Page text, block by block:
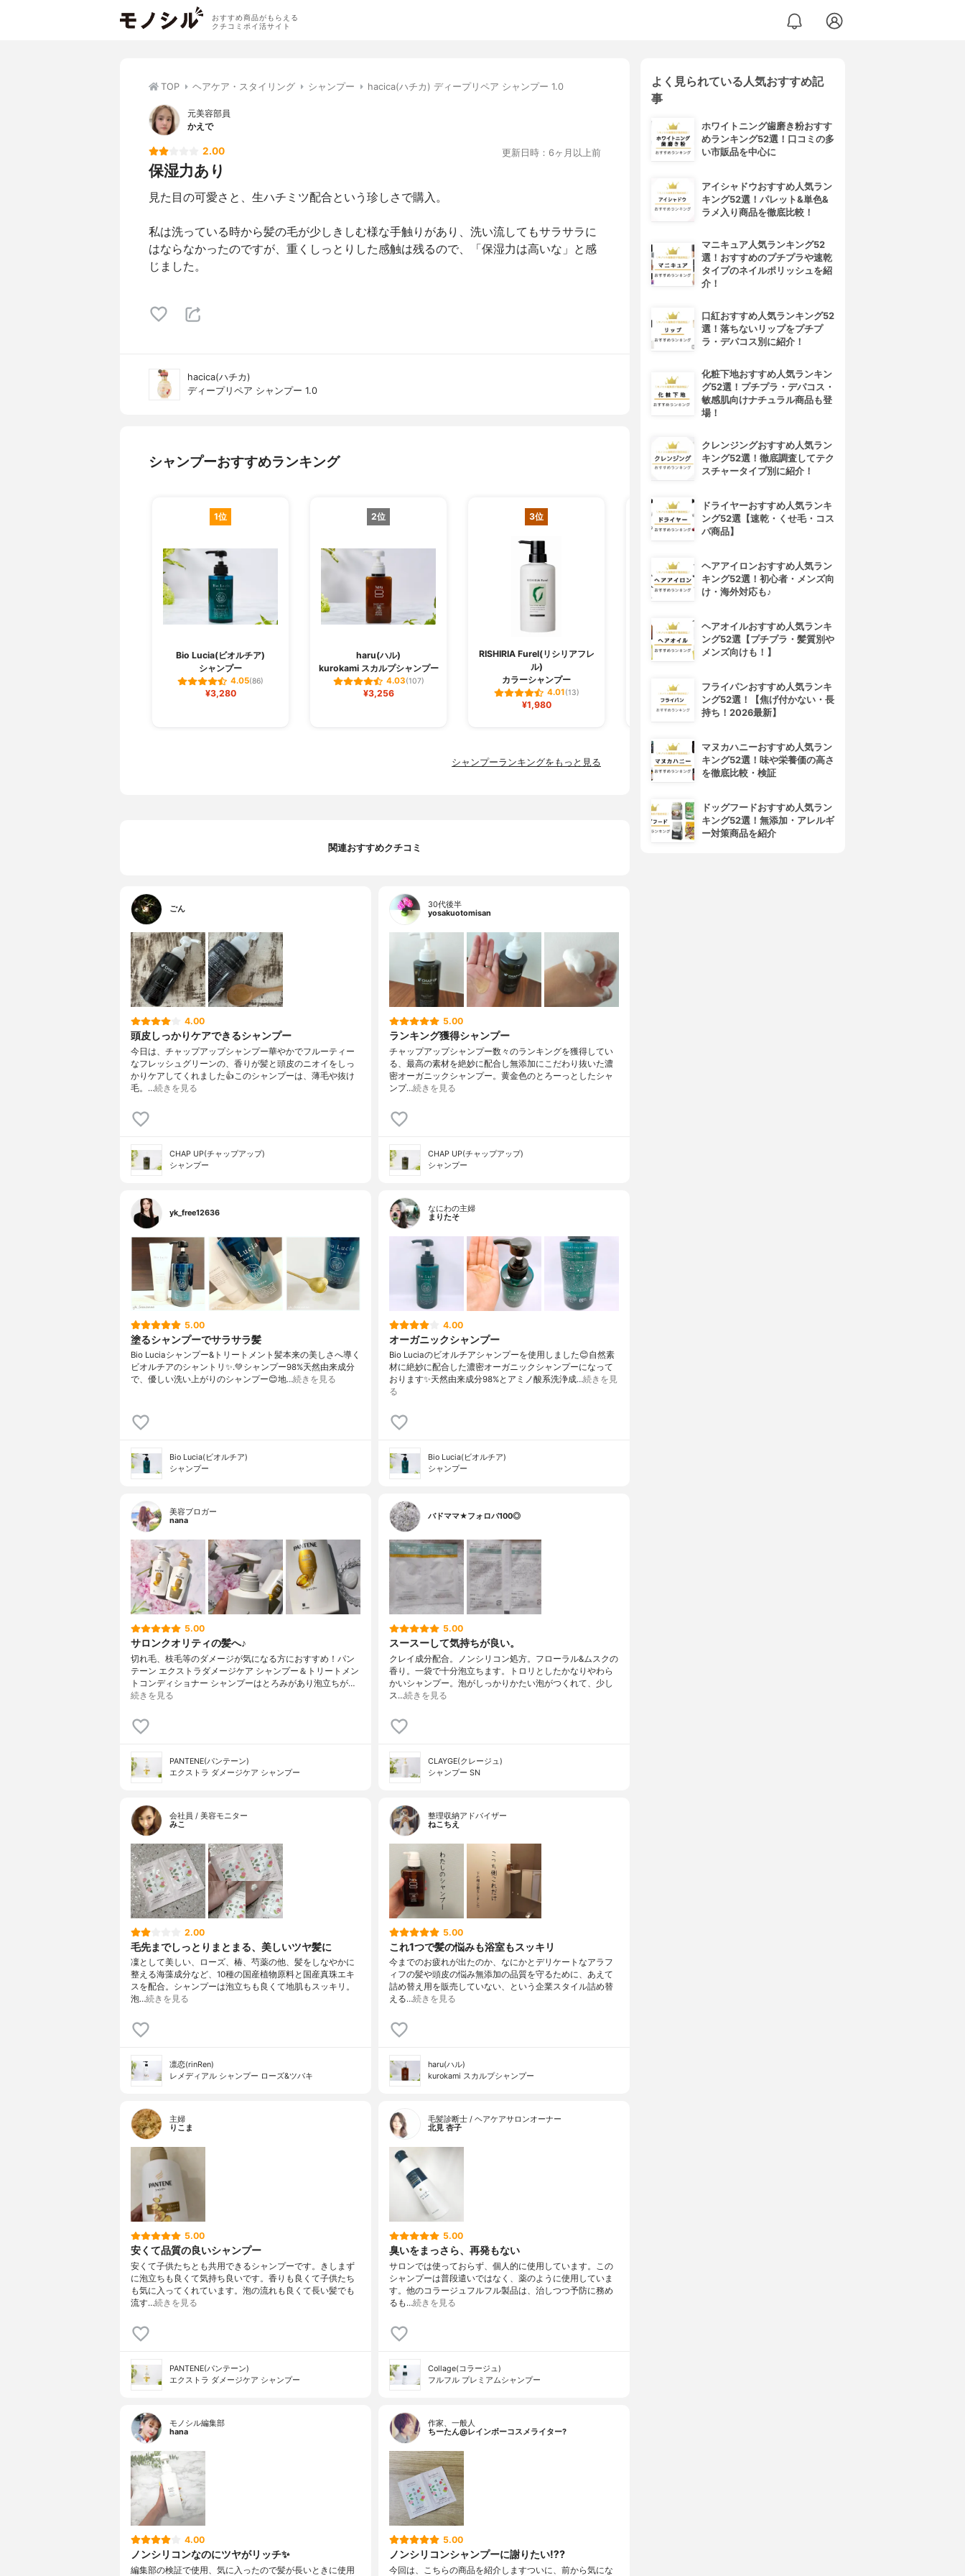
おすすめ商品がもらえる
クチコミポイ活サイト
TOP ヘアケア・スタイリング シャンプー hacica(ハチカ) ディープリペア シャンプー 1.0
元美容部員
かえで
2.00 更新日時：6ヶ月以上前
保湿力あり
見た目の可愛さと、生ハチミツ配合という珍しさで購入。
私は洗っている時から髪の毛が少しきしむ様な手触りがあり、洗い流してもサラサラに
はならなかったのですが、重くしっとりした感触は残るので、「保湿力は高いな」と感
じました。
hacica(ハチカ)
ディープリペア シャンプー 1.0
シャンプーおすすめランキング
1位
Bio Lucia(ビオルチア)
シャンプー
4.05(86)
¥3,280
2位
haru(ハル)
kurokami スカルプシャンプー
4.03(107)
¥3,256
3位
RISHIRIA Furel(リシリアフレ
ル)
カラーシャンプー
4.01(13)
¥1,980
4位
cocone(ココネ)
スト
3.99(75)
¥1,980
シャンプーランキングをもっと見る
関連おすすめクチコミ
ごん
4.00
頭皮しっかりケアできるシャンプー
今日は、チャップアップシャンプー華やかでフルーティー
なフレッシュグリーンの、香りが髪と頭皮のニオイをしっ
かりケアしてくれました👍このシャンプーは、薄毛や抜け
毛。…続きを見る
CHAP UP(チャップアップ)
シャンプー
30代後半
yosakuotomisan
5.00
ランキング獲得シャンプー
チャップアップシャンプー数々のランキングを獲得してい
る、最高の素材を絶妙に配合し無添加にこだわり抜いた濃
密オーガニックシャンプー。黄金色のとろーっとしたシャ
ンプ…続きを見る
CHAP UP(チャップアップ)
シャンプー
yk_free12636
5.00
塗るシャンプーでサラサラ髪
Bio Luciaシャンプー&トリートメント⁡髪本来の美しさへ導く
ビオルチアのシャントリ✨⁡.💚シャンプー98%天然由来成分
で、優しい洗い上がりのシャンプー😊地…続きを見る
Bio Lucia(ビオルチア)
シャンプー
なにわの主婦
まりたそ
4.00
オーガニックシャンプー
Bio Luciaのビオルチアシャンプーを使用しました😊自然素
材に絶妙に配合した濃密オーガニックシャンプーになって
おります✨天然由来成分98%とアミノ酸系洗浄成…続きを見
る
Bio Lucia(ビオルチア)
シャンプー
美容ブロガー
nana
5.00
サロンクオリティの髪へ♪
切れ毛、枝毛等のダメージが気になる方におすすめ！パン
テーン エクストラダメージケア シャンプー＆トリートメン
トコンディショナー シャンプーはとろみがあり泡立ちが…
続きを見る
PANTENE(パンテーン)
エクストラ ダメージケア シャンプー
バドママ★フォロバ100◎
5.00
スースーして気持ちが良い。
クレイ成分配合。ノンシリコン処方。フローラル&ムスクの
香り。一袋で十分泡立ちます。トロリとしたかなりやわら
かいシャンプー。泡がしっかりかたい泡がつくれて、少し
ス…続きを見る
CLAYGE(クレージュ)
シャンプー SN
会社員 / 美容モニター
みこ
2.00
毛先までしっとりまとまる、美しいツヤ髪に
凜として美しい、ローズ、椿、芍薬の他、髪をしなやかに
整える海藻成分など、10種の国産植物原料と国産真珠エキ
スを配合。シャンプーは泡立ちも良くて地肌もスッキリ。
泡…続きを見る
凛恋(rinRen)
レメディアル シャンプー ローズ&ツバキ
整理収納アドバイザー
ねこちえ
5.00
これ1つで髪の悩みも浴室もスッキリ
今までのお疲れが出たのか、なにかとデリケートなアラフ
ィフの髪や頭皮の悩み無添加の品質を守るために、あえて
詰め替え用を販売していない、という企業スタイル詰め替
える…続きを見る
haru(ハル)
kurokami スカルプシャンプー
主婦
りこま
5.00
安くて品質の良いシャンプー
安くて子供たちとも共用できるシャンプーです。きしまず
に泡立ちも良くて気持ち良いです。香りも良くて子供たち
も気に入ってくれています。泡の流れも良くて長い髪でも
流す…続きを見る
PANTENE(パンテーン)
エクストラ ダメージケア シャンプー
毛髪診断士 / ヘアケアサロンオーナー
北見 杏子
5.00
臭いをまっさら、再発もない
サロンでは使っておらず、個人的に使用しています。この
シャンプーは普段遣いではなく、薬のように使用していま
す。他のコラージュフルフル製品は、治しつつ予防に務め
るも…続きを見る
Collage(コラージュ)
フルフル プレミアムシャンプー
モノシル編集部
hana
4.00
ノンシリコンなのにツヤがリッチ✨
編集部の検証で使用、気に入ったので髪が長いときに使用
作家、一般人
ちーたん@レインボーコスメライター?
5.00
ノンシリコンシャンプーに謝りたい⁉️?
今回は、こちらの商品を紹介しますついに、前から気にな
よく見られている人気おすすめ記
事
ホワイトニング歯磨き粉おすす
めランキング52選！口コミの多
い市販品を中心に
アイシャドウおすすめ人気ラン
キング52選！パレット&単色&
ラメ入り商品を徹底比較！
マニキュア人気ランキング52
選！おすすめのプチプラや速乾
タイプのネイルポリッシュを紹
介！
口紅おすすめ人気ランキング52
選！落ちないリップをプチプ
ラ・デパコス別に紹介！
化粧下地おすすめ人気ランキン
グ52選！プチプラ・デパコス・
敏感肌向けナチュラル商品も登
場！
クレンジングおすすめ人気ラン
キング52選！徹底調査してテク
スチャータイプ別に紹介！
ドライヤーおすすめ人気ランキ
ング52選【速乾・くせ毛・コス
パ商品】
ヘアアイロンおすすめ人気ラン
キング52選！初心者・メンズ向
け・海外対応も♪
ヘアオイルおすすめ人気ランキ
ング52選【プチプラ・髪質別や
メンズ向けも！】
フライパンおすすめ人気ランキ
ング52選！【焦げ付かない・長
持ち！2026最新】
マヌカハニーおすすめ人気ラン
キング52選！味や栄養価の高さ
を徹底比較・検証
ドッグフードおすすめ人気ラン
キング52選！無添加・アレルギ
ー対策商品を紹介